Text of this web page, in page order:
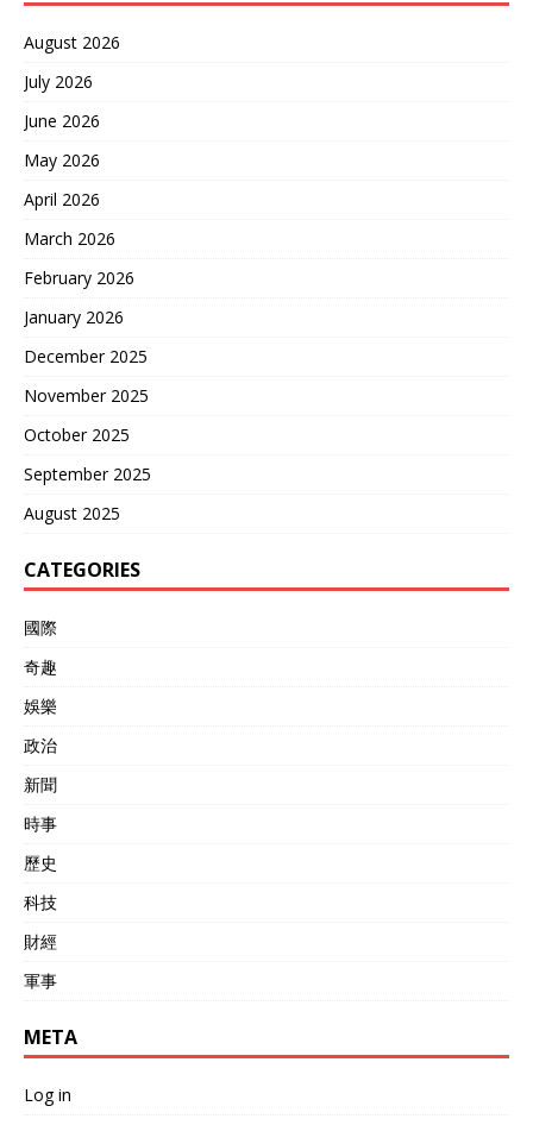
August 2026
July 2026
June 2026
May 2026
April 2026
March 2026
February 2026
January 2026
December 2025
November 2025
October 2025
September 2025
August 2025
CATEGORIES
國際
奇趣
娛樂
政治
新聞
時事
歷史
科技
財經
軍事
META
Log in